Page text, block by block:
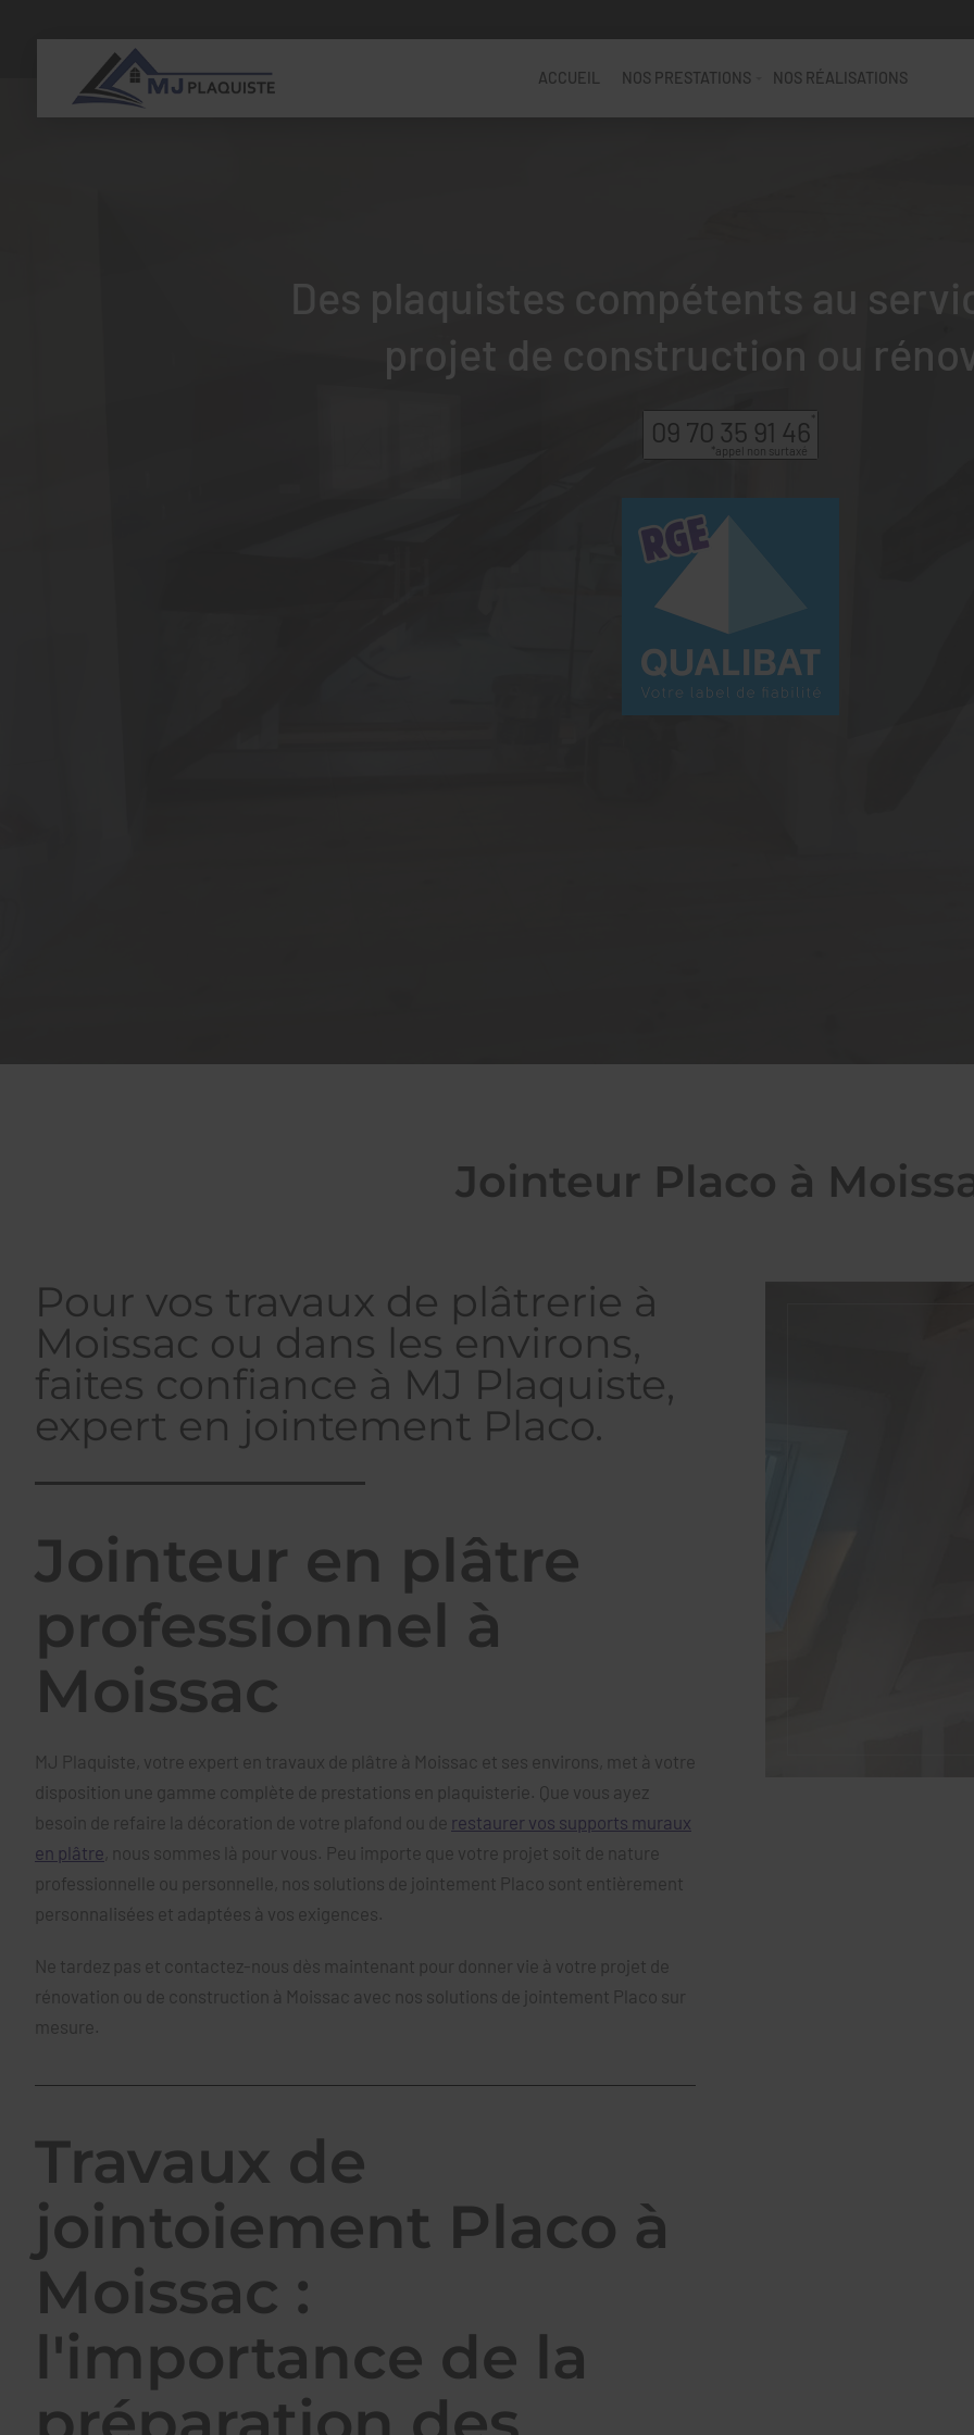
Des plaquistes compétents au
projet de construction ou
09 70 35 91 46
ACCUEIL NOS PRESTATIONS NOS RÉALISATIONS
Jointeur Placo à
Pour vos travaux de plâtrerie à
Moissac ou dans les environs,
faites confiance à MJ Plaquiste,
expert en jointement Placo.
Jointeur en plâtre
professionnel à
Moissac
MJ Plaquiste, votre expert en travaux de plâtre à Moissac et ses environs, met à votre
disposition une gamme complète de prestations en plaquisterie. Que vous ayez
besoin de refaire la décoration de votre plafond ou de restaurer vos supports muraux
en plâtre , nous sommes là pour vous. Peu importe que votre projet soit de nature
professionnelle ou personnelle, nos solutions de jointement Placo sont entièrement
personnalisées et adaptées à vos exigences.
Ne tardez pas et contactez-nous dès maintenant pour donner vie à votre projet de
rénovation ou de construction à Moissac avec nos solutions de jointement Placo sur
mesure.
Travaux de
jointoiement Placo à
Moissac :
l'importance de la